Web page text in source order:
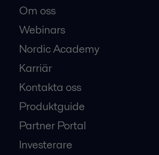
Om oss
Webinars
Nordic Academy
Karriär
Kontakta oss
Produktguide
Partner Portal
Investerare